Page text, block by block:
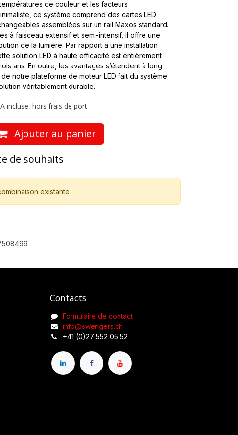
de couleur et les facteurs
ce système comprend des cartes LED
assemblées sur un rail Maxos standard.
à faisceau extensif et semi-intensif, il offre une
de la lumière. Par rapport à une installation
solution LED à haute efficacité est entièrement
ans. En outre, les avantages s’étendent à long
de notre plateforme de moteur LED fait du système
véritablement durable.
incluse, hors frais de port
Ajouter au panier
de souhaits
existante
Contacts
Formulaire de contact
info@swengers.ch
+41 (0)27 552 05 52